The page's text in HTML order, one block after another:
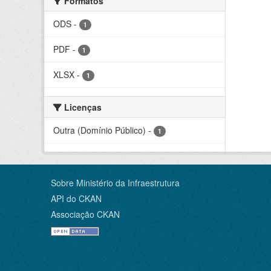
ODS - 1
PDF - 1
XLSX - 1
Licenças
Outra (Domínio Público) - 1
Sobre Ministério da Infraestrutura
API do CKAN
Associação CKAN